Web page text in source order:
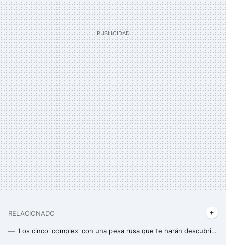
RELACIONADO
Los cinco 'complex' con una pesa rusa que te harán descubrir la verdadera alta intensidad y sudar de lo lindo